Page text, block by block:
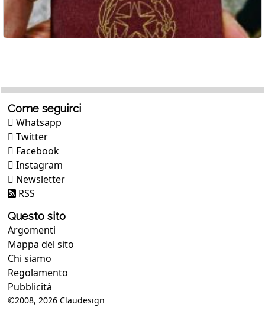
Come seguirci
Whatsapp
Twitter
Facebook
Instagram
Newsletter
RSS
Questo sito
Argomenti
Mappa del sito
Chi siamo
Regolamento
Pubblicità
©2008, 2026 Claudesign